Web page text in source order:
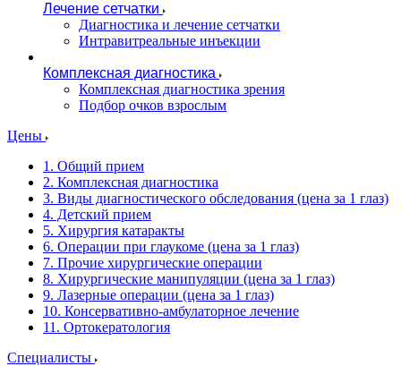
Лечение сетчатки
Диагностика и лечение сетчатки
Интравитреальные инъекции
Комплексная диагностика
Комплексная диагностика зрения
Подбор очков взрослым
Цены
1. Общий прием
2. Комплексная диагностика
3. Виды диагностического обследования (цена за 1 глаз)
4. Детский прием
5. Хирургия катаракты
6. Операции при глаукоме (цена за 1 глаз)
7. Прочие хирургические операции
8. Хирургические манипуляции (цена за 1 глаз)
9. Лазерные операции (цена за 1 глаз)
10. Консервативно-амбулаторное лечение
11. Ортокератология
Специалисты